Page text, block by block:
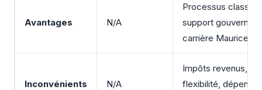
Avantages N/A
Processus
support
carrière Maurice
Inconvénients N/A
Impôts revenus,
flexibilité,